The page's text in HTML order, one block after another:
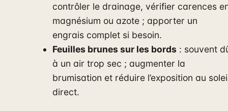
contrôler le drainage, vérifier carences
magnésium ou azote ; apporter un
engrais complet si besoin.
Feuilles brunes sur les bords : souvent
à un air trop sec ; augmenter la
brumisation et réduire l’exposition au
direct.